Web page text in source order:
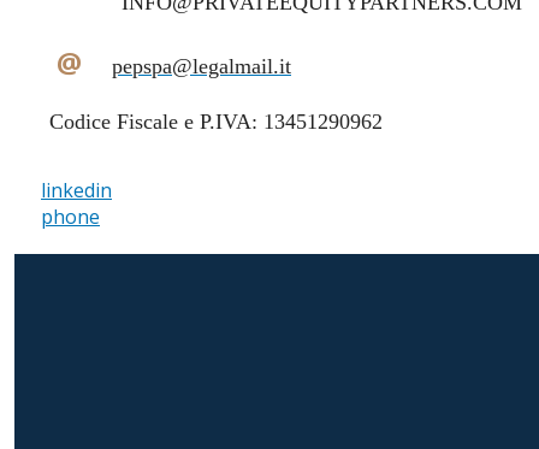
@ pepspa@legalmail.it
Codice Fiscale e P.IVA: 13451290962
linkedin
phone